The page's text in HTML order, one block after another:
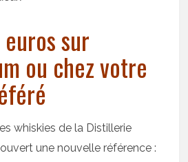
sur
ou chez votre
whiskies de la Distillerie
une nouvelle référence :